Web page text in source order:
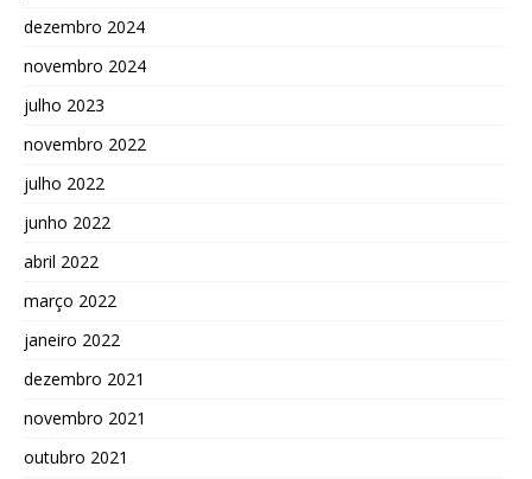
dezembro 2024
novembro 2024
julho 2023
novembro 2022
julho 2022
junho 2022
abril 2022
março 2022
janeiro 2022
dezembro 2021
novembro 2021
outubro 2021